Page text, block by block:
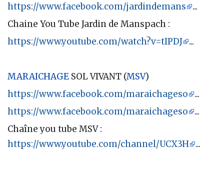
https://www.facebook.com/jardindemans
...
Chaine You Tube Jardin de Manspach :
https://www.youtube.com/watch?v=tIPDJ
...
MARAICHAGE SOL VIVANT (MSV)
https://www.facebook.com/maraichageso
...
https://www.facebook.com/maraichageso
...
Chaîne you tube MSV :
https://www.youtube.com/channel/UCX3H
...